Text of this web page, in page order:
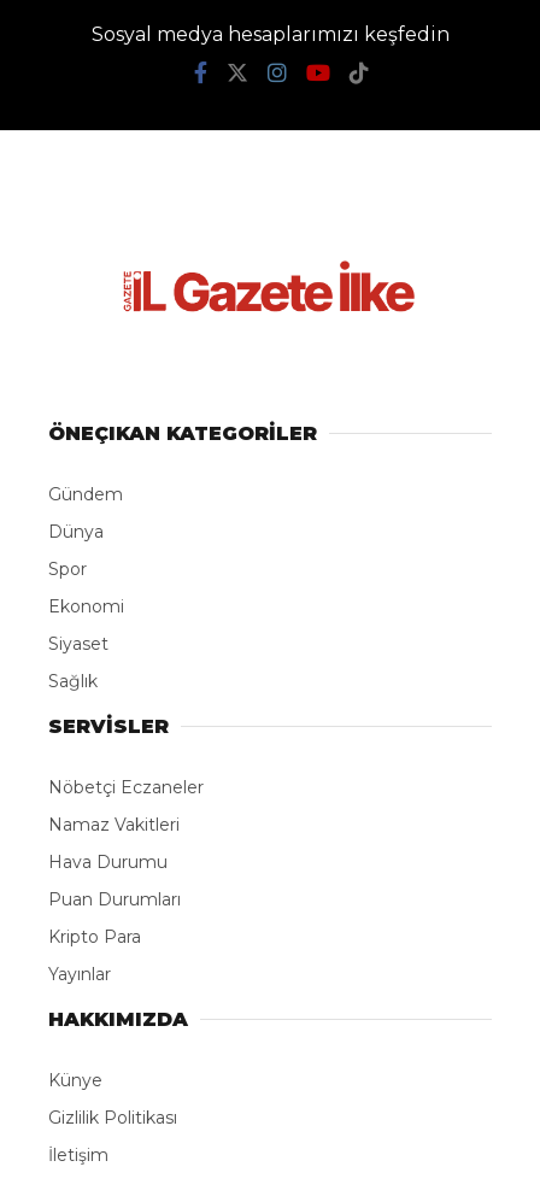
Sosyal medya hesaplarımızı keşfedin
ÖNEÇIKAN KATEGORİLER
Gündem
Dünya
Spor
Ekonomi
Siyaset
Sağlık
SERVİSLER
Nöbetçi Eczaneler
Namaz Vakitleri
Hava Durumu
Puan Durumları
Kripto Para
Yayınlar
HAKKIMIZDA
Künye
Gizlilik Politikası
İletişim